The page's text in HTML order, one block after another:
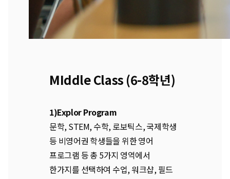
MIddle Class (6-8학년)
1)Explor Program
문학, STEM, 수학, 로보틱스, 국제학생
등 비영어권 학생들을 위한 영어
프로그램 등 총 5가지 영역에서
한가지를 선택하여 수업, 워크샵, 필드